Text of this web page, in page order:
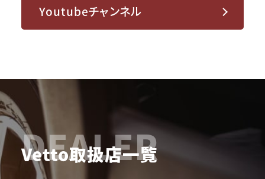
Youtubeチャンネル
DEALER
Vetto取扱店一覧